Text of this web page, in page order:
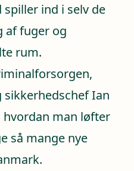
ind i selv de
af fuger og
rum.
sikkerhedschef Ian
man løfter
så mange nye